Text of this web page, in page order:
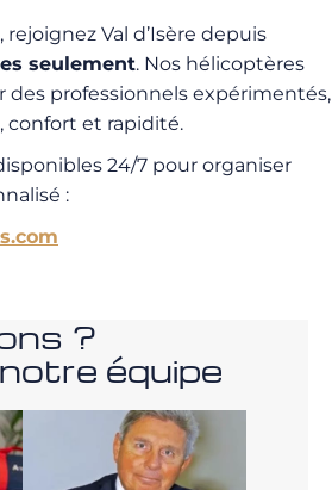
rejoignez Val d’Isère depuis
seulement. Nos hélicoptères
des professionnels expérimentés,
confort et rapidité.
24/7 pour organiser
:
?
équipe